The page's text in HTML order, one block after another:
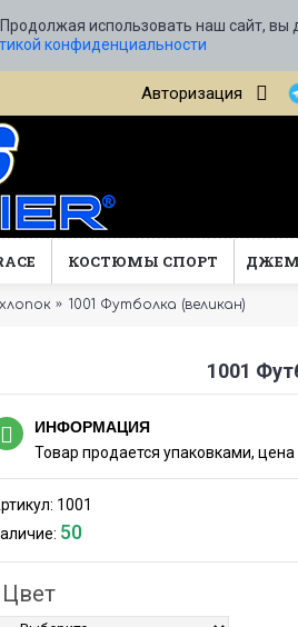
использовать наш сайт, вы
конфиденциальности
Авторизация
КОСТЮМЫ СПОРТ
1001 Футболка (великан)
1001
ИНФОРМАЦИЯ
Товар продается упаковками, цена
1001
50
Цвет